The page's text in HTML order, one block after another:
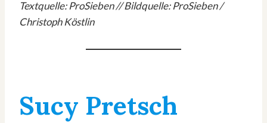
Textquelle:ProSieben// Bildquelle: ProSieben /
Christoph Köstlin
Sucy Pretsch